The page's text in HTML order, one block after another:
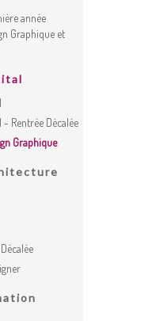
année
Graphique et
Rentrée Décalée
Graphique